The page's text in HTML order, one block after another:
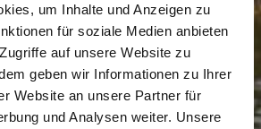
um Inhalte und Anzeigen zu
für soziale Medien anbieten
auf unsere Website zu
geben wir Informationen zu Ihrer
Website an unsere Partner für
und Analysen weiter. Unsere